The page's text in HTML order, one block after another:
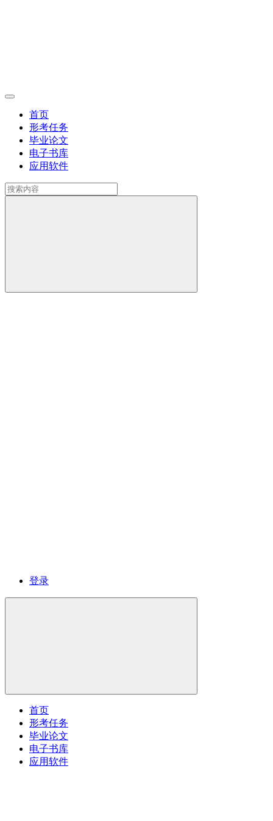
首页
形考任务
毕业论文
电子书库
应用软件
登录
首页
形考任务
毕业论文
电子书库
应用软件